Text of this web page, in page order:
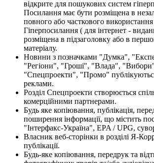
відкрите для пошукових систем
Посилання має бути розміщена в
повного або часткового використання
Гіперпосилання ( для інтернет -
розміщена в підзаголовку або в
матеріалу.
Новини з позначками "Думка",
"Регіони", "Гроші", "Влада",
"Спецпроекти", "Промо"
реклами.
Розділ Спецпроекти створюється
комерційними партнерами.
Будь яке копіювання, публікація,
поширення інформації, що містить
"Інтерфакс-Україна", EPA / UPG,
Власник веб-сторінки в розділі Я-
публікації.
Будь-яке копіювання, передрук та